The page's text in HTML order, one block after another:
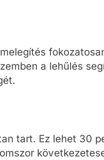
a lehűlés
tart. Ez lehet 30